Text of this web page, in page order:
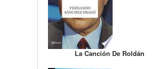
La Canción De Roldán